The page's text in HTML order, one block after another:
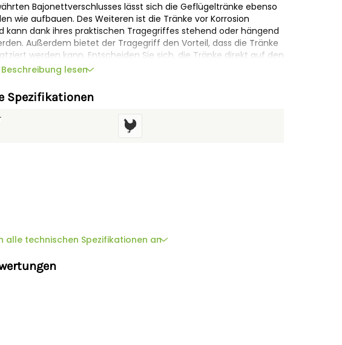
Bajonettverschlusses lässt sich die Geflügeltränke ebenso
wie aufbauen. Des Weiteren ist die Tränke vor Korrosion
kann dank ihres praktischen Tragegriffes stehend oder hängend
Außerdem bietet der Tragegriff den Vorteil, dass die Tränke
werden kann. Entscheiden Sie sich, die Tränke direkt auf den
sind praktischerweise direkt 4 Aufsteckfüße im Lieferumfang
erhält die Tränke einen Abstand von 7,5 cm zum Boden. Dieser
Verschmutzung und erleichtert das Hinstellen der Tränke auf
Elevage, 2 rue de l'Etang, Parc Economique de la Sauer, 67360
lesen
Spezifikationen
alle technischen Spezifikationen an